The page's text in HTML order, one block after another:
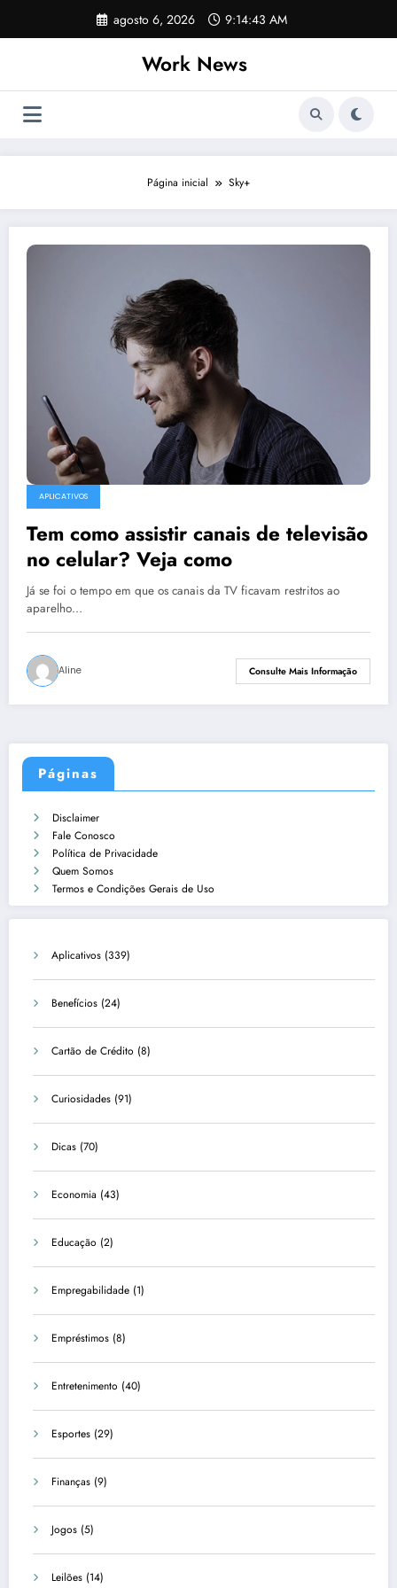
o
agosto 6, 2026 9:14:44 AM
Work News
Página inicial Sky+
APLICATIVOS
Tem como assistir canais de televisão
no celular? Veja como
Já se foi o tempo em que os canais da TV ficavam restritos ao
aparelho…
Aline Consulte Mais Informação
Páginas
Disclaimer
Fale Conosco
Política de Privacidade
Quem Somos
Termos e Condições Gerais de Uso
Aplicativos (339)
Benefícios (24)
Cartão de Crédito (8)
Curiosidades (91)
Dicas (70)
Economia (43)
Educação (2)
Empregabilidade (1)
Empréstimos (8)
Entretenimento (40)
Esportes (29)
Finanças (9)
Jogos (5)
Leilões (14)